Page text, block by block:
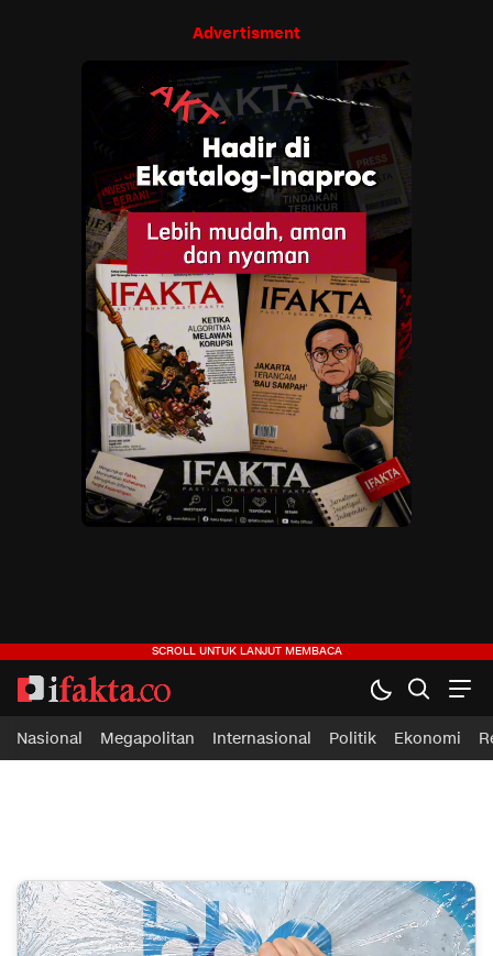
Advertisment
ifakta.co
#pastibenar
Nasional Megapolitan Internasional Politik Ekonomi